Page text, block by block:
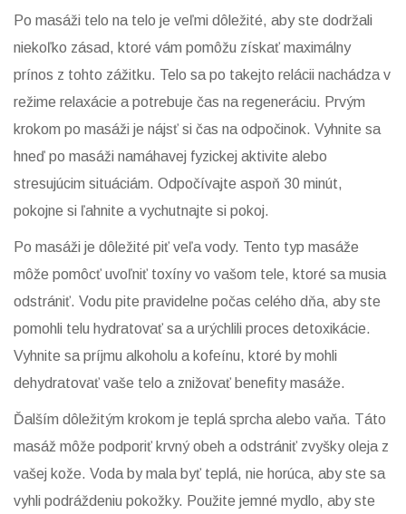
Po masáži telo na telo je veľmi dôležité, aby ste dodržali
niekoľko zásad, ktoré vám pomôžu získať maximálny
prínos z tohto zážitku. Telo sa po takejto relácii nachádza v
režime relaxácie a potrebuje čas na regeneráciu. Prvým
krokom po masáži je nájsť si čas na odpočinok. Vyhnite sa
hneď po masáži namáhavej fyzickej aktivite alebo
stresujúcim situáciám. Odpočívajte aspoň 30 minút,
pokojne si ľahnite a vychutnajte si pokoj.
Po masáži je dôležité piť veľa vody. Tento typ masáže
môže pomôcť uvoľniť toxíny vo vašom tele, ktoré sa musia
odstrániť. Vodu pite pravidelne počas celého dňa, aby ste
pomohli telu hydratovať sa a urýchlili proces detoxikácie.
Vyhnite sa príjmu alkoholu a kofeínu, ktoré by mohli
dehydratovať vaše telo a znižovať benefity masáže.
Ďalším dôležitým krokom je teplá sprcha alebo vaňa. Táto
masáž môže podporiť krvný obeh a odstrániť zvyšky oleja z
vašej kože. Voda by mala byť teplá, nie horúca, aby ste sa
vyhli podráždeniu pokožky. Použite jemné mydlo, aby ste